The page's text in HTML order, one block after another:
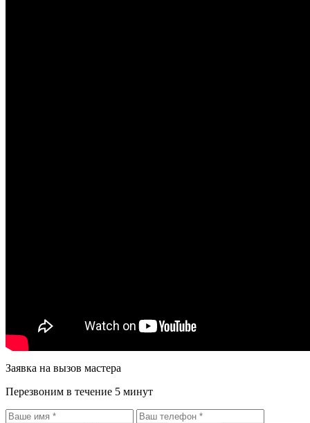
Заявка на вызов мастера
Перезвоним в течение 5 минут